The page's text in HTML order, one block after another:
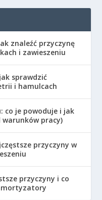
znaleźć przyczynę
i zawieszeniu
sprawdzić
i hamulcach
co je powoduje i jak
pracy)
przyczyny w
przyczyny i co